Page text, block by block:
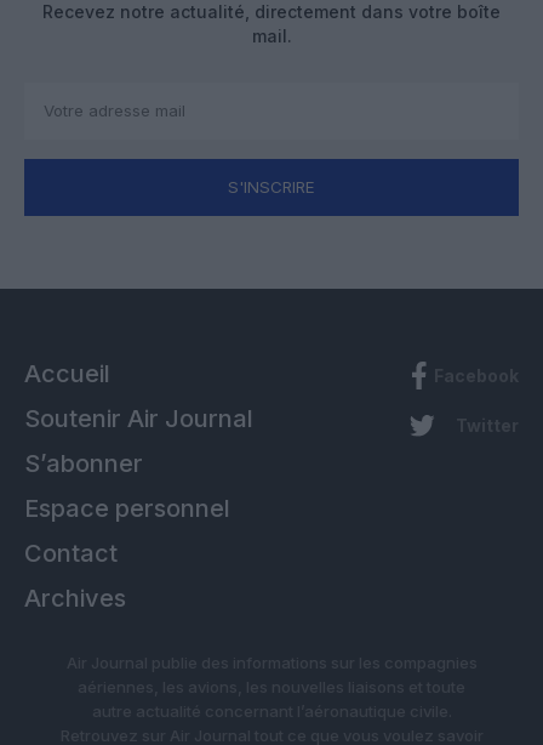
Recevez notre actualité, directement dans votre boîte
mail.
S'INSCRIRE
Accueil
Soutenir Air Journal
S’abonner
Espace personnel
Contact
Archives